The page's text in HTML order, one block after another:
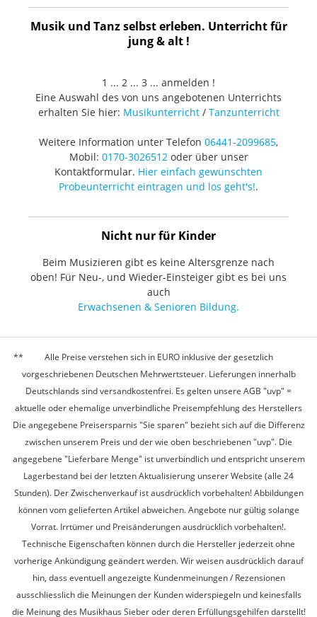
Musik und Tanz selbst erleben. Unterricht für
jung & alt !
1 ... 2 ... 3 ... anmelden !
Eine Auswahl des von uns angebotenen Unterrichts
erhalten Sie hier: Musikunterricht/ Tanzunterricht
Weitere Information unter Telefon 06441-2099685,
Mobil: 0170-3026512oder über unser
Kontaktformular. Hier einfach gewünschten
Probeunterricht eintragen und los geht's!.
Nicht nur für Kinder
Beim Musizieren gibt es keine Altersgrenze nach
oben! Für Neu-, und Wieder-Einsteiger gibt es bei uns
auch
Erwachsenen & Senioren Bildung.
Alle Preise verstehen sich in EURO inklusive der gesetzlich
vorgeschriebenen Deutschen Mehrwertsteuer. Lieferungen innerhalb
Deutschlands sind versandkostenfrei. Es gelten unsere AGB "uvp" =
aktuelle oder ehemalige unverbindliche Preisempfehlung des Herstellers
Die angegebene Preisersparnis "Sie sparen" bezieht sich auf die Differenz
zwischen unserem Preis und der wie oben beschriebenen "uvp". Die
angegebene "Lieferbare Menge" ist unverbindlich und entspricht unserem
Lagerbestand bei der letzten Aktualisierung unserer Website (alle 24
Stunden). Der Zwischenverkauf ist ausdrücklich vorbehalten! Abbildungen
können vom gelieferten Artikel abweichen. Angebote nur gültig solange
Vorrat. Irrtümer und Preisänderungen ausdrücklich vorbehalten!.
Technische Eigenschaften können durch die Hersteller jederzeit ohne
vorherige Ankündigung geändert werden. Wir weisen ausdrücklich darauf
hin, dass eventuell angezeigte Kundenmeinungen / Rezensionen
ausschliesslich die Meinungen der Kunden widerspiegeln und keinesfalls
die Meinung des Musikhaus Sieber oder deren Erfüllungsgehilfen darstellt!